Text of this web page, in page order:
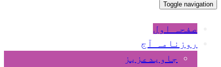
Toggle navigation
صفحہ اول
روزنامہ آج
جاویدعزیز